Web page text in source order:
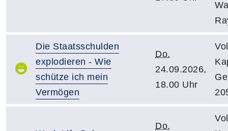
Die Staatsschulden
explodieren - Wie
schütze ich mein
Vermögen
Do.
24.09.2026,
18.00 Uhr
Do.